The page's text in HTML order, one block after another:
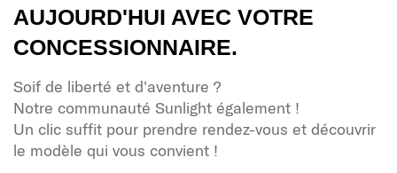
AUJOURD'HUI AVEC VOTRE
CONCESSIONNAIRE.
Soif de liberté et d'aventure ?
Notre communauté Sunlight également !
Un clic suffit pour prendre rendez-vous et découvrir
le modèle qui vous convient !